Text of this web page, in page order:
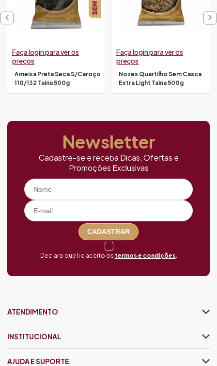
Ameixa Preta Seca S/caroço
110/132 Taina 500g
Faça login para ver os
preços
Nozes Quartilho Sem Casca
Extra Light Taina 500g
Faça login para ver os
preços
Newsletter
Cadastre-se e receba Dicas, Ofertas e
Promoções Exclusivas
CADASTRAR
Declaro que li e aceito os termos e condições
ATENDIMENTO
INSTITUCIONAL
AJUDA E SUPORTE